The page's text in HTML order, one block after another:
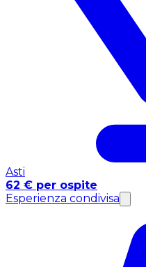
Asti
62 € per ospite
Esperienza condivisa